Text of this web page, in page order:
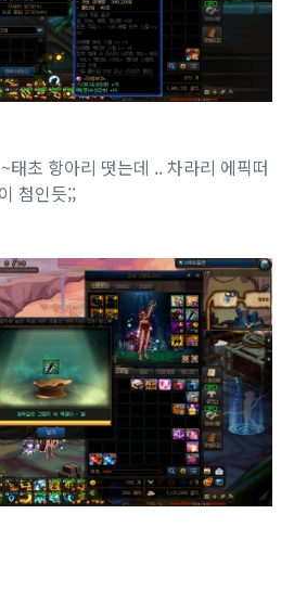
태초 항아리 떳는데 .. 차라리 에픽떠
첨인듯;;